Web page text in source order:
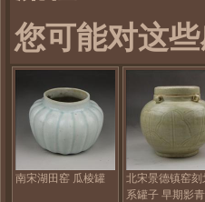
您可能对这
南宋湖田窑 瓜棱罐
北宋景德镇窑刻
系罐子 早期影